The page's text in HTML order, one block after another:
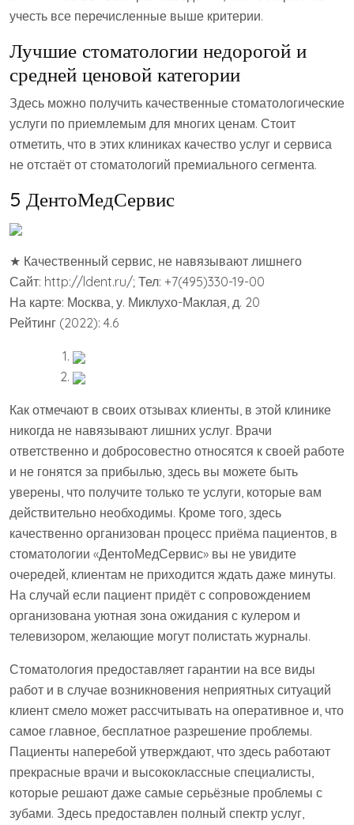
учесть все перечисленные выше критерии.
Лучшие стоматологии недорогой и
средней ценовой категории
Здесь можно получить качественные стоматологические
услуги по приемлемым для многих ценам. Стоит
отметить, что в этих клиниках качество услуг и сервиса
не отстаёт от стоматологий премиального сегмента.
5 ДентоМедСервис
★ Качественный сервис, не навязывают лишнего
Сайт: http://ldent.ru/; Тел: +7(495)330-19-00
На карте: Москва, у. Миклухо-Маклая, д. 20
Рейтинг (2022): 4.6
Как отмечают в своих отзывах клиенты, в этой клинике
никогда не навязывают лишних услуг. Врачи
ответственно и добросовестно относятся к своей работе
и не гонятся за прибылью, здесь вы можете быть
уверены, что получите только те услуги, которые вам
действительно необходимы. Кроме того, здесь
качественно организован процесс приёма пациентов, в
стоматологии «ДентоМедСервис» вы не увидите
очередей, клиентам не приходится ждать даже минуты.
На случай если пациент придёт с сопровождением
организована уютная зона ожидания с кулером и
телевизором, желающие могут полистать журналы.
Стоматология предоставляет гарантии на все виды
работ и в случае возникновения неприятных ситуаций
клиент смело может рассчитывать на оперативное и, что
самое главное, бесплатное разрешение проблемы.
Пациенты наперебой утверждают, что здесь работают
прекрасные врачи и высококлассные специалисты,
которые решают даже самые серьёзные проблемы с
зубами. Здесь предоставлен полный спектр услуг,